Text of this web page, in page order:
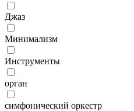
Джаз
Минимализм
Инструменты
орган
симфонический оркестр